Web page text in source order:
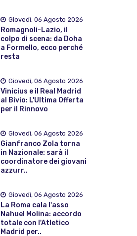
Giovedì, 06 Agosto 2026
Romagnoli-Lazio, il
colpo di scena: da Doha
a Formello, ecco perché
resta
Giovedì, 06 Agosto 2026
Vinicius e il Real Madrid
al Bivio: L'Ultima Offerta
per il Rinnovo
Giovedì, 06 Agosto 2026
Gianfranco Zola torna
in Nazionale: sarà il
coordinatore dei giovani
azzurr..
Giovedì, 06 Agosto 2026
La Roma cala l'asso
Nahuel Molina: accordo
totale con l'Atletico
Madrid per..